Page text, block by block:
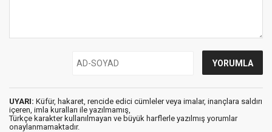
UYARI: Küfür, hakaret, rencide edici cümleler veya imalar, inançlara saldırı
içeren, imla kuralları ile yazılmamış,
Türkçe karakter kullanılmayan ve büyük harflerle yazılmış yorumlar
onaylanmamaktadır.